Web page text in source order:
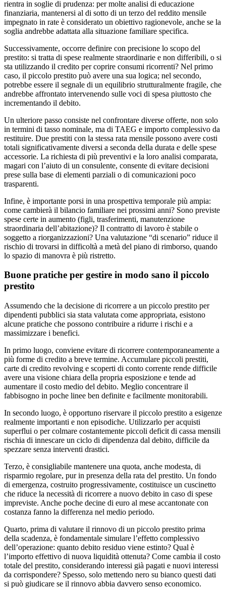
rientra in soglie di prudenza: per molte analisi di educazione
finanziaria, mantenersi al di sotto di un terzo del reddito mensile
impegnato in rate è considerato un obiettivo ragionevole, anche se la
soglia andrebbe adattata alla situazione familiare specifica.
Successivamente, occorre definire con precisione lo scopo del
prestito: si tratta di spese realmente straordinarie e non differibili, o si
sta utilizzando il credito per coprire consumi ricorrenti? Nel primo
caso, il piccolo prestito può avere una sua logica; nel secondo,
potrebbe essere il segnale di un equilibrio strutturalmente fragile, che
andrebbe affrontato intervenendo sulle voci di spesa piuttosto che
incrementando il debito.
Un ulteriore passo consiste nel confrontare diverse offerte, non solo
in termini di tasso nominale, ma di TAEG e importo complessivo da
restituire. Due prestiti con la stessa rata mensile possono avere costi
totali significativamente diversi a seconda della durata e delle spese
accessorie. La richiesta di più preventivi e la loro analisi comparata,
magari con l’aiuto di un consulente, consente di evitare decisioni
prese sulla base di elementi parziali o di comunicazioni poco
trasparenti.
Infine, è importante porsi in una prospettiva temporale più ampia:
come cambierà il bilancio familiare nei prossimi anni? Sono previste
spese certe in aumento (figli, trasferimenti, manutenzione
straordinaria dell’abitazione)? Il contratto di lavoro è stabile o
soggetto a riorganizzazioni? Una valutazione “di scenario” riduce il
rischio di trovarsi in difficoltà a metà del piano di rimborso, quando
lo spazio di manovra è più ristretto.
Buone pratiche per gestire in modo sano il piccolo
prestito
Assumendo che la decisione di ricorrere a un piccolo prestito per
dipendenti pubblici sia stata valutata come appropriata, esistono
alcune pratiche che possono contribuire a ridurre i rischi e a
massimizzare i benefici.
In primo luogo, conviene evitare di ricorrere contemporaneamente a
più forme di credito a breve termine. Accumulare piccoli prestiti,
carte di credito revolving e scoperti di conto corrente rende difficile
avere una visione chiara della propria esposizione e tende ad
aumentare il costo medio del debito. Meglio concentrare il
fabbisogno in poche linee ben definite e facilmente monitorabili.
In secondo luogo, è opportuno riservare il piccolo prestito a esigenze
realmente importanti e non episodiche. Utilizzarlo per acquisti
superflui o per colmare costantemente piccoli deficit di cassa mensili
rischia di innescare un ciclo di dipendenza dal debito, difficile da
spezzare senza interventi drastici.
Terzo, è consigliabile mantenere una quota, anche modesta, di
risparmio regolare, pur in presenza della rata del prestito. Un fondo
di emergenza, costruito progressivamente, costituisce un cuscinetto
che riduce la necessità di ricorrere a nuovo debito in caso di spese
impreviste. Anche poche decine di euro al mese accantonate con
costanza fanno la differenza nel medio periodo.
Quarto, prima di valutare il rinnovo di un piccolo prestito prima
della scadenza, è fondamentale simulare l’effetto complessivo
dell’operazione: quanto debito residuo viene estinto? Qual è
l’importo effettivo di nuova liquidità ottenuta? Come cambia il costo
totale del prestito, considerando interessi già pagati e nuovi interessi
da corrispondere? Spesso, solo mettendo nero su bianco questi dati
si può giudicare se il rinnovo abbia davvero senso economico.